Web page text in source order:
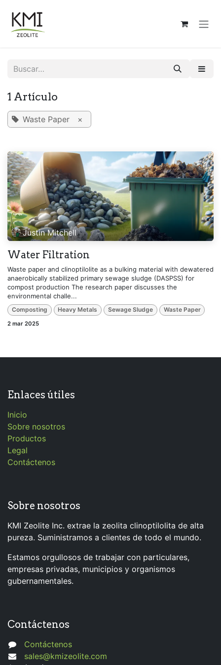
1 Artículo
Waste Paper ×
Justin Mitchell
Water Filtration
Waste paper and clinoptilolite as a bulking material with dewatered
anaerobically stabilized primary sewage sludge (DASPSS) for
compost production The research paper discusses the
environmental challe...
Composting Heavy Metals Sewage Sludge Waste Paper
2 mar 2025
Enlaces útiles
Inicio
Sobre nosotros
Productos
Legal
Contáctenos
Sobre nosotros
KMI Zeolite Inc. extrae la zeolita clinoptilolita de alta
pureza. Suministramos a clientes de todo el mundo.
Estamos orgullosos de trabajar con particulares,
empresas privadas, municipios y organismos
gubernamentales.
Contáctenos
Contáctenos
sales@kmizeolite.com